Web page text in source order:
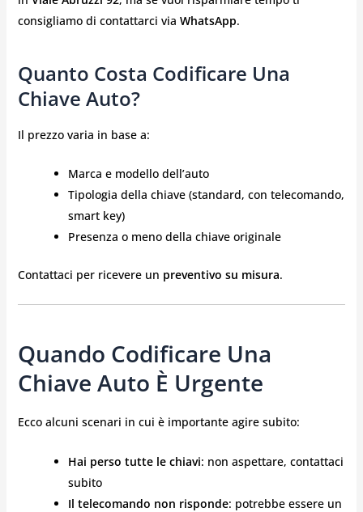
consigliamo di contattarci via WhatsApp.
Quanto Costa Codificare Una
Chiave Auto?
Il prezzo varia in base a:
Marca e modello dell’auto
Tipologia della chiave (standard, con telecomando,
smart key)
Presenza o meno della chiave originale
Contattaci per ricevere un preventivo su misura.
Quando Codificare Una
Chiave Auto È Urgente
Ecco alcuni scenari in cui è importante agire subito:
Hai perso tutte le chiavi: non aspettare, contattaci
subito
Il telecomando non risponde: potrebbe essere un